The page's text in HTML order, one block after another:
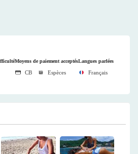
Moyens de paiement acceptés
CB Espèces
Langues parlées
Français